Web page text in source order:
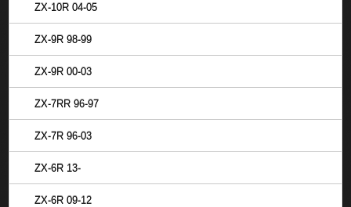
ZX-10R 04-05
ZX-9R 98-99
ZX-9R 00-03
ZX-7RR 96-97
ZX-7R 96-03
ZX-6R 13-
ZX-6R 09-12